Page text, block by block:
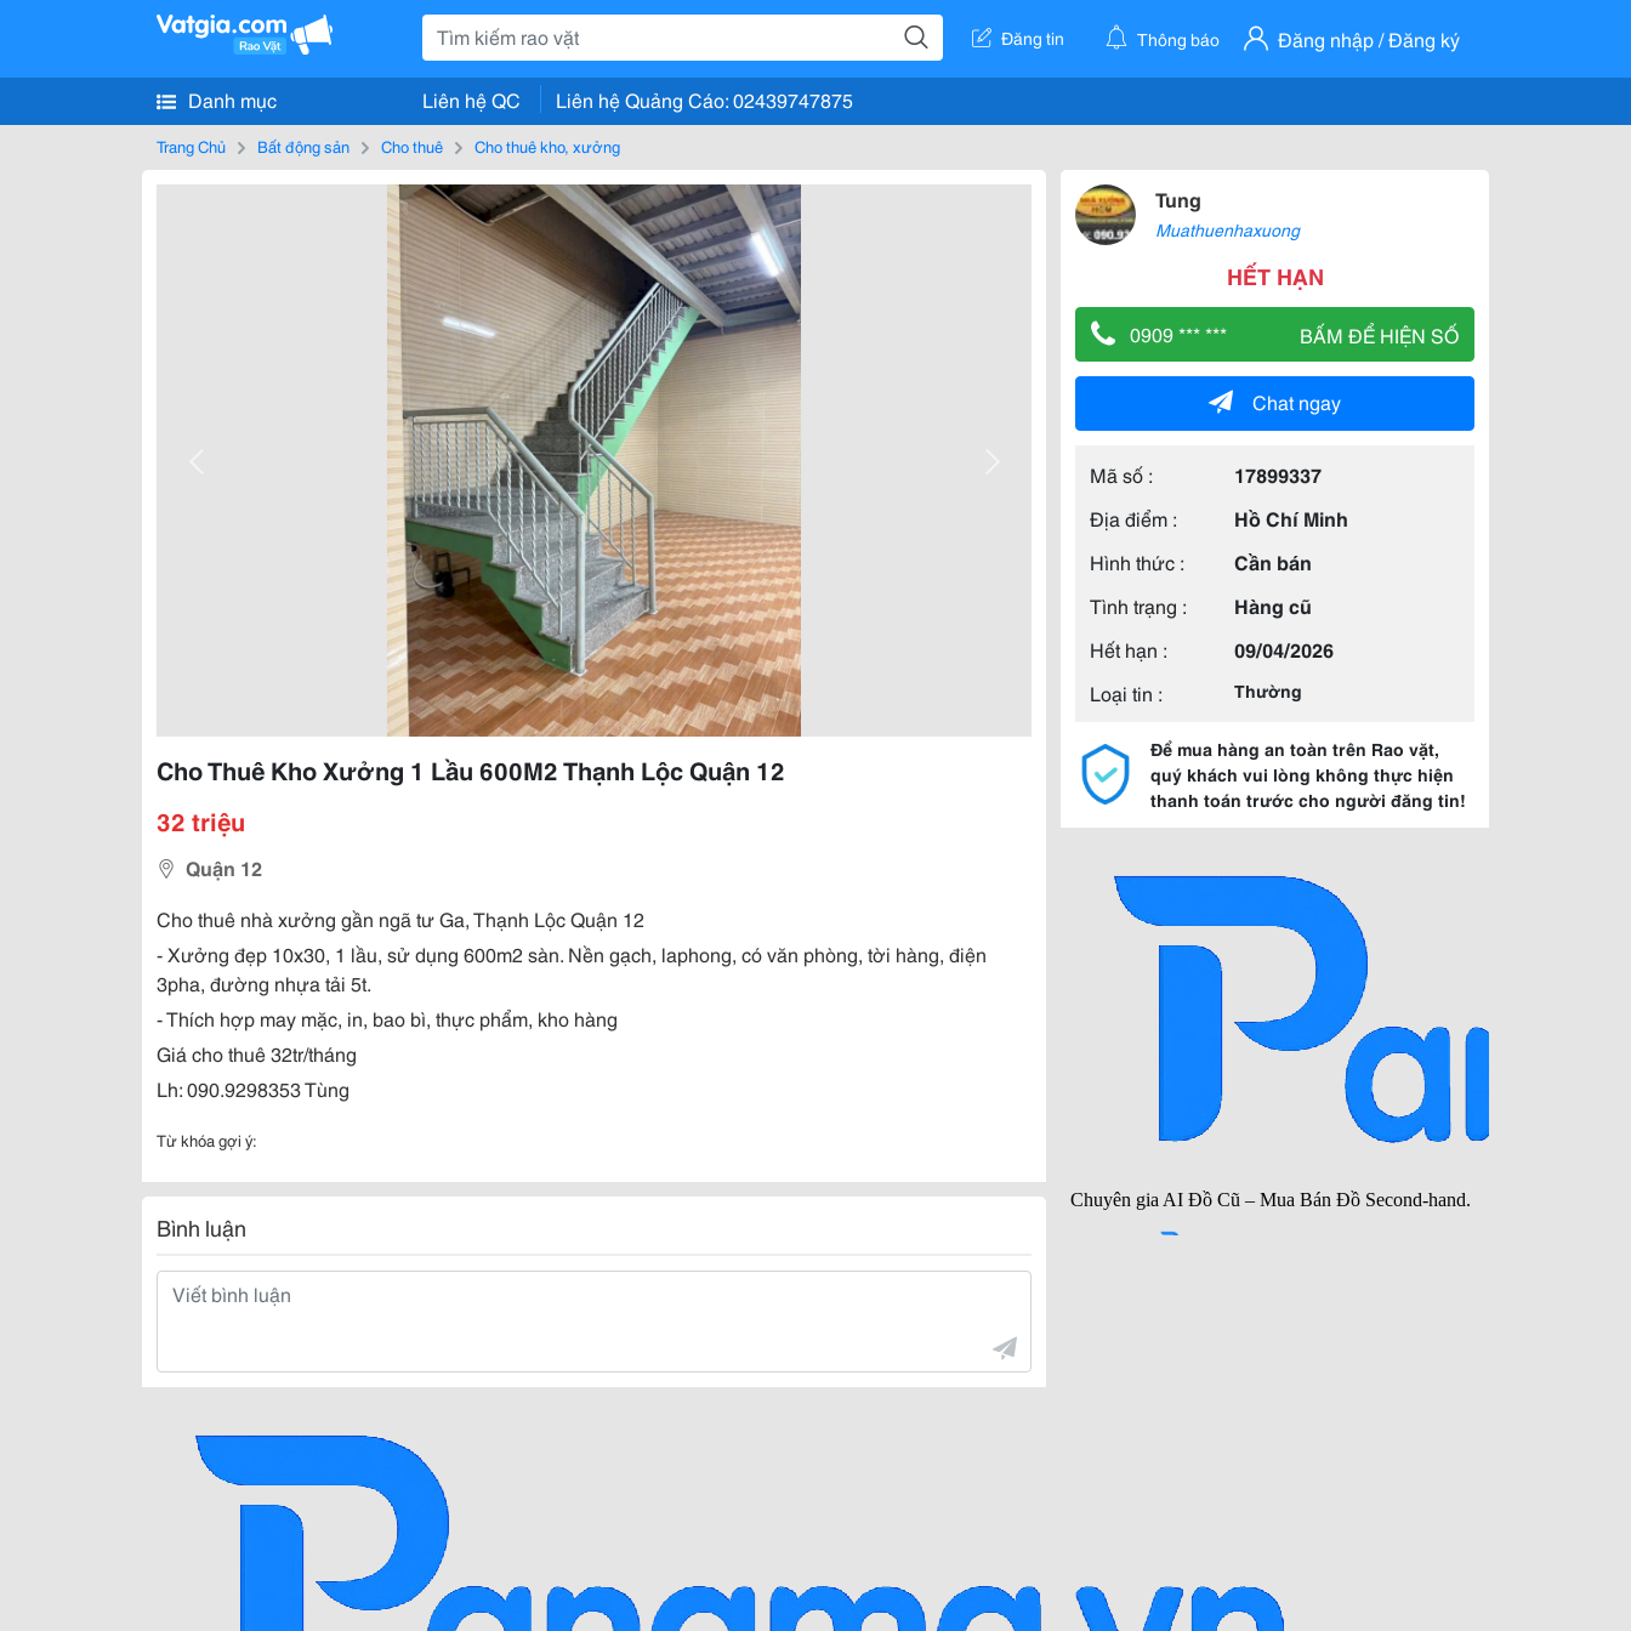
Đăng tin Thông báo Đăng nhập / Đăng ký
Danh mục Liên hệ QC Liên hệ Quảng Cáo: 02439747875
Trang Chủ Bất động sản Cho thuê Cho thuê kho, xưởng
Cho Thuê Kho Xưởng 1 Lầu 600M2 Thạnh Lộc Quận 12
32 triệu
Quận 12
Cho thuê nhà xưởng gần ngã tư Ga, Thạnh Lộc Quận 12
- Xưởng đẹp 10x30, 1 lầu, sử dụng 600m2 sàn. Nền gạch, laphong, có văn phòng, tời hàng, điện
3pha, đường nhựa tải 5t.
- Thích hợp may mặc, in, bao bì, thực phẩm, kho hàng
Giá cho thuê 32tr/tháng
Lh: 090.9298353 Tùng
Từ khóa gợi ý:
Bình luận
Tung
Muathuenhaxuong
HẾT HẠN
0909 *** *** BẤM ĐỂ HIỆN SỐ
Chat ngay
Mã số :
17899337
Địa điểm :
Hồ Chí Minh
Hình thức :
Cần bán
Tình trạng :
Hàng cũ
Hết hạn :
09/04/2026
Loại tin :
Thường
Để mua hàng an toàn trên Rao vặt,
quý khách vui lòng không thực hiện
thanh toán trước cho người đăng tin!